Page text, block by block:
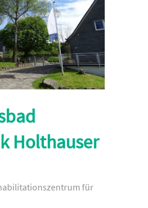
Holthauser
für